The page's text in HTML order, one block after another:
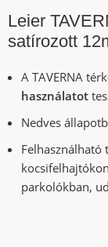
Leier
satírozott
A TAVERNA
használatot
Nedves
Felhasználható
parkolókban,